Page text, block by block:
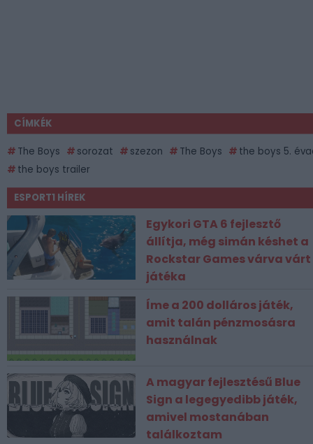
CÍMKÉK
The Boys sorozat szezon The Boys
the boys 5.
the boys trailer
ESPORT1 HÍREK
Egykori GTA 6 fejlesztő
állítja, még simán késhet a
Rockstar Games várva várt
játéka
Íme a 200 dolláros játék,
amit talán pénzmosásra
használnak
A magyar fejlesztésű Blue
Sign a legegyedibb játék,
amivel mostanában
találkoztam